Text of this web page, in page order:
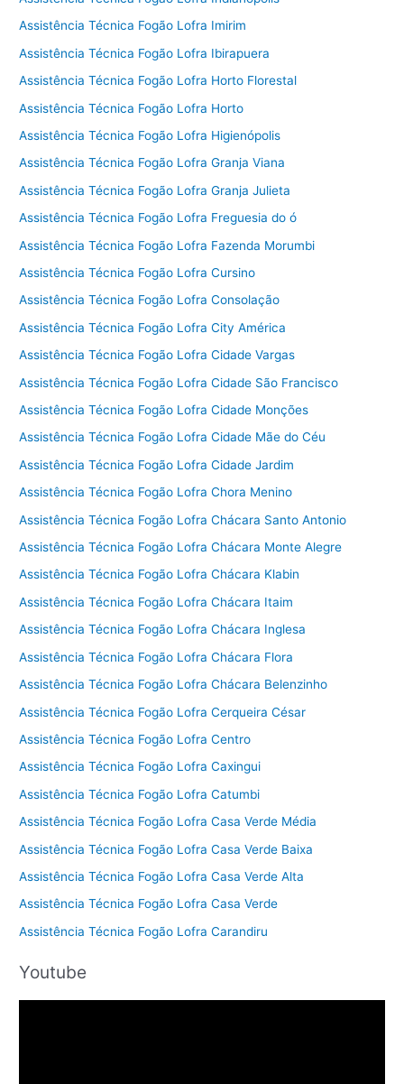
Assistência Técnica Fogão Lofra Imirim
Assistência Técnica Fogão Lofra Ibirapuera
Assistência Técnica Fogão Lofra Horto Florestal
Assistência Técnica Fogão Lofra Horto
Assistência Técnica Fogão Lofra Higienópolis
Assistência Técnica Fogão Lofra Granja Viana
Assistência Técnica Fogão Lofra Granja Julieta
Assistência Técnica Fogão Lofra Freguesia do ó
Assistência Técnica Fogão Lofra Fazenda Morumbi
Assistência Técnica Fogão Lofra Cursino
Assistência Técnica Fogão Lofra Consolação
Assistência Técnica Fogão Lofra City América
Assistência Técnica Fogão Lofra Cidade Vargas
Assistência Técnica Fogão Lofra Cidade São Francisco
Assistência Técnica Fogão Lofra Cidade Monções
Assistência Técnica Fogão Lofra Cidade Mãe do Céu
Assistência Técnica Fogão Lofra Cidade Jardim
Assistência Técnica Fogão Lofra Chora Menino
Assistência Técnica Fogão Lofra Chácara Santo Antonio
Assistência Técnica Fogão Lofra Chácara Monte Alegre
Assistência Técnica Fogão Lofra Chácara Klabin
Assistência Técnica Fogão Lofra Chácara Itaim
Assistência Técnica Fogão Lofra Chácara Inglesa
Assistência Técnica Fogão Lofra Chácara Flora
Assistência Técnica Fogão Lofra Chácara Belenzinho
Assistência Técnica Fogão Lofra Cerqueira César
Assistência Técnica Fogão Lofra Centro
Assistência Técnica Fogão Lofra Caxingui
Assistência Técnica Fogão Lofra Catumbi
Assistência Técnica Fogão Lofra Casa Verde Média
Assistência Técnica Fogão Lofra Casa Verde Baixa
Assistência Técnica Fogão Lofra Casa Verde Alta
Assistência Técnica Fogão Lofra Casa Verde
Assistência Técnica Fogão Lofra Carandiru
Youtube